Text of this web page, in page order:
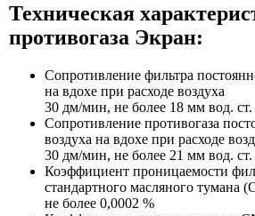
Техническая
противогаза Экран:
Сопротивление фильтра
на вдохе при расходе воздуха
30 дм/мин, не более 18 мм вод.
Сопротивление противогаза
воздуха на вдохе при расходе
30 дм/мин, не более 21 мм вод.
Коэффициент проницаемости
стандартного масляного тумана
не более 0,0002 %